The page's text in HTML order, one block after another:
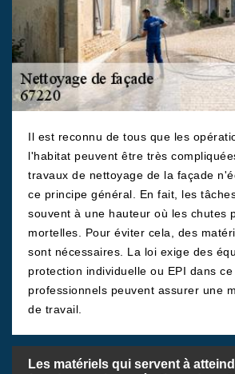
Il est reconnu de tous que les
l'habitat peuvent être très
travaux de nettoyage de la façade
ce principe général. En fait, les
souvent à une hauteur où les chutes
mortelles. Pour éviter cela, des
sont nécessaires. La loi exige des
protection individuelle ou EPI dans
professionnels peuvent assurer une
de travail.
Les matériels qui servent à